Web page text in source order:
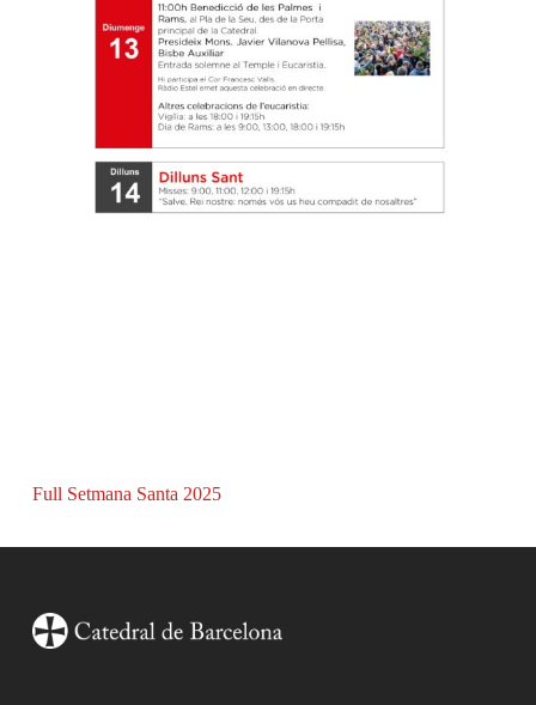
Full Setmana Santa 2025